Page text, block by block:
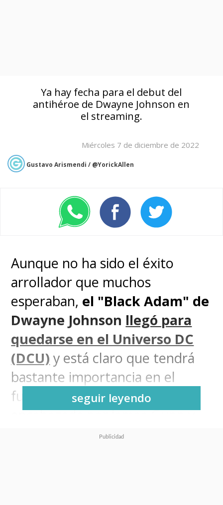
Ya hay fecha para el debut del
antihéroe de Dwayne Johnson en
el streaming.
Miércoles 7 de diciembre de 2022
Gustavo Arismendi / @YorickAllen
Aunque no ha sido el éxito
arrollador que muchos
esperaban, el "Black Adam" de
Dwayne Johnson llegó para
quedarse en el Universo DC
(DCU) y está claro que tendrá
bastante importancia en el
futuro que traerá lanueva era
encabezada por James Gunn y
Peter Safran en DC Studios
seguir leyendo